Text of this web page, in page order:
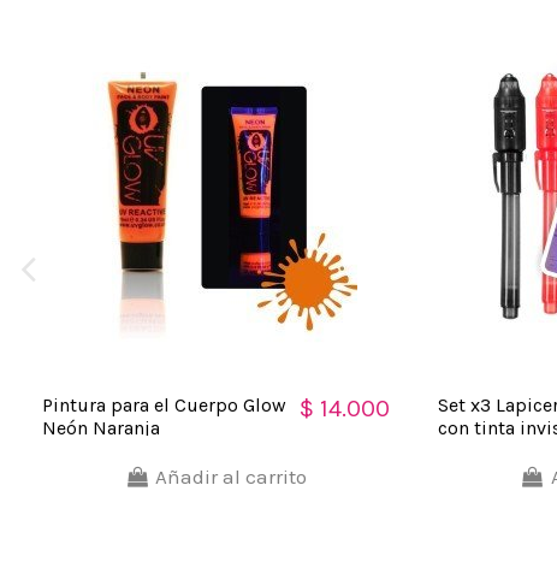
Pintura para el Cuerpo Glow
Neón Naranja
$ 14.000
Añadir al carrito
Set x3
con tinta